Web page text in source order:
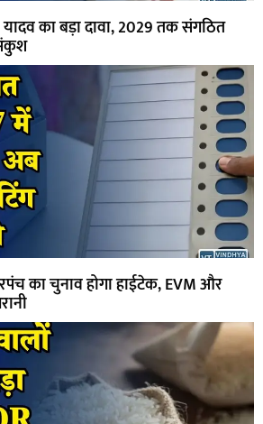
का बड़ा दावा, 2029 तक संगठित
का चुनाव होगा हाईटेक, EVM और